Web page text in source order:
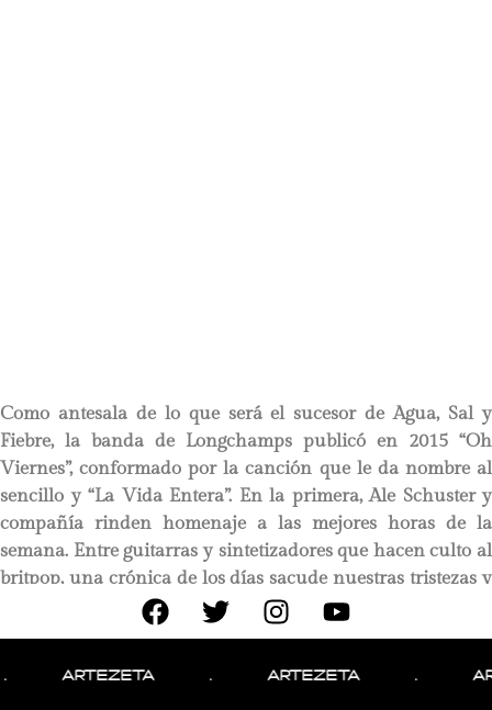
Como antesala de lo que será el sucesor de Agua, Sal y
Fiebre, la banda de Longchamps publicó en 2015 “Oh
Viernes”, conformado por la canción que le da nombre al
sencillo y “La Vida Entera”. En la primera, Ale Schuster y
compañía rinden homenaje a las mejores horas de la
semana. Entre guitarras y sintetizadores que hacen culto al
britpop, una crónica de los días sacude nuestras tristezas y
rutinas. La alegría y esperanza vienen en forma de
estribillo y la sensación funciona como potencial secuela
ARTEZETA . ARTEZETA .